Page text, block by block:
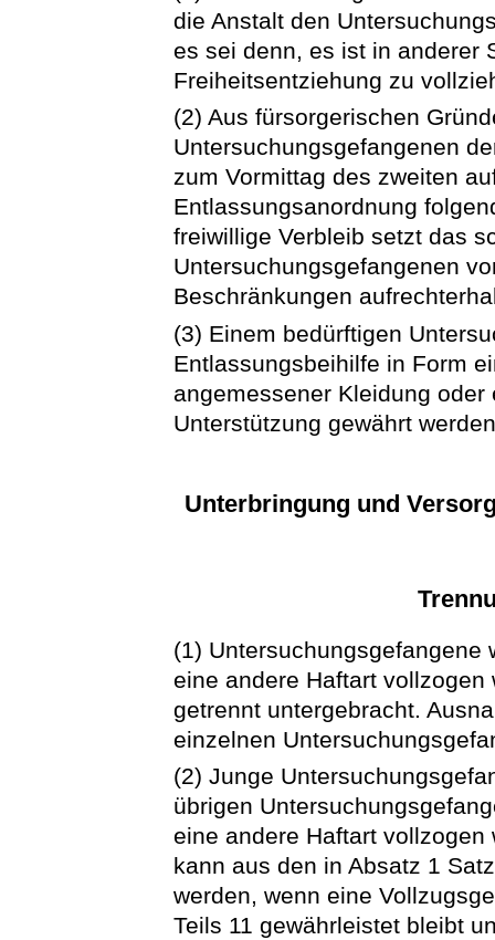
die Anstalt den
es sei denn, es ist in anderer
Freiheitsentziehung zu
(2) Aus fürsorgerischen
Untersuchungsgefangenen
zum Vormittag des zweiten
Entlassungsanordnung
freiwillige Verbleib setzt das
Untersuchungsgefangenen
Beschränkungen
(3) Einem bedürftigen
Entlassungsbeihilfe in Form
angemessener Kleidung
Unterstützung gewährt
Unterbringung und
(1) Untersuchungsgefangene
eine andere Haftart
getrennt untergebracht.
einzelnen
(2) Junge
übrigen
eine andere Haftart
kann aus den in Absatz 1
werden, wenn eine
Teils 11 gewährleistet bleibt